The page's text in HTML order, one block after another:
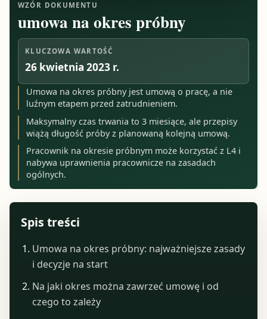
WZÓR DOKUMENTU
umowa na okres próbny
KLUCZOWA WARTOŚĆ
26 kwietnia 2023 r.
Umowa na okres próbny jest umową o pracę, a nie
luźnym etapem przed zatrudnieniem.
Maksymalny czas trwania to 3 miesiące, ale przepisy
wiążą długość próby z planowaną kolejną umową.
Pracownik na okresie próbnym może korzystać z L4 i
nabywa uprawnienia pracownicze na zasadach
ogólnych.
Spis treści
Umowa na okres próbny: najważniejsze zasady
i decyzje na start
Na jaki okres można zawrzeć umowę i od
czego to zależy